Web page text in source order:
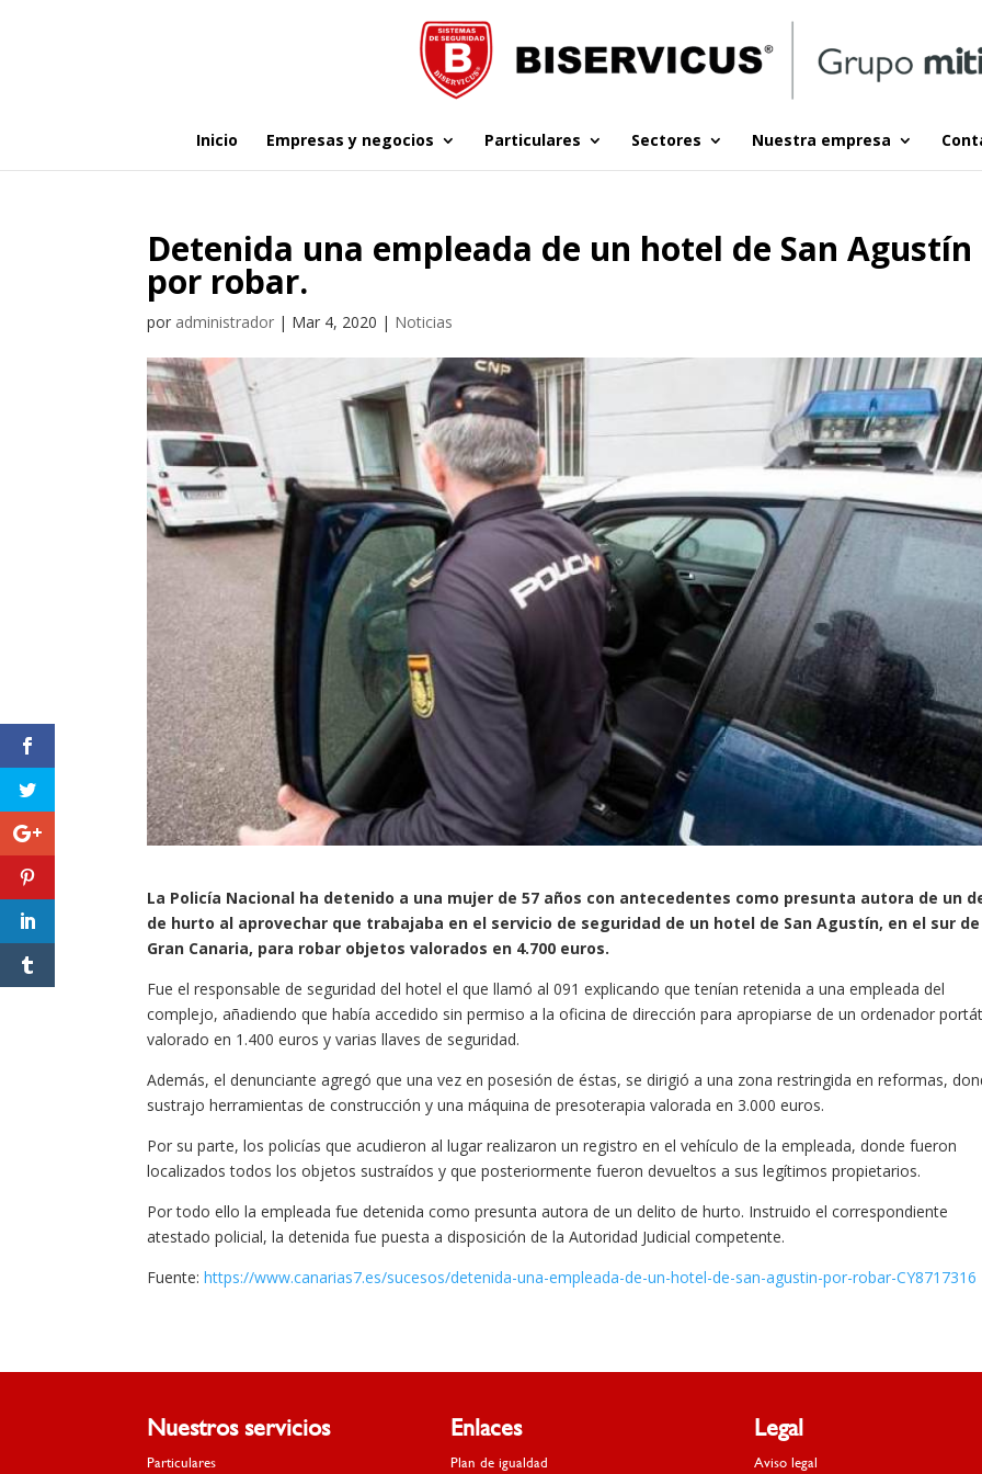
Inicio Empresas y negocios Particulares Sectores Nuestra empresa
Detenida una empleada de un hotel de San Agustín
por robar.
por administrador | Mar 4, 2020 | Noticias
La Policía Nacional ha detenido a una mujer de 57 años con antecedentes como presunta autora de un
de hurto al aprovechar que trabajaba en el servicio de seguridad de un hotel de San Agustín, en el sur de
Gran Canaria, para robar objetos valorados en 4.700 euros.
Fue el responsable de seguridad del hotel el que llamó al 091 explicando que tenían retenida a una empleada del
complejo, añadiendo que había accedido sin permiso a la oficina de dirección para apropiarse de un ordenador
valorado en 1.400 euros y varias llaves de seguridad.
Además, el denunciante agregó que una vez en posesión de éstas, se dirigió a una zona restringida en reformas,
sustrajo herramientas de construcción y una máquina de presoterapia valorada en 3.000 euros.
Por su parte, los policías que acudieron al lugar realizaron un registro en el vehículo de la empleada, donde fueron
localizados todos los objetos sustraídos y que posteriormente fueron devueltos a sus legítimos propietarios.
Por todo ello la empleada fue detenida como presunta autora de un delito de hurto. Instruido el correspondiente
atestado policial, la detenida fue puesta a disposición de la Autoridad Judicial competente.
Fuente:https://www.canarias7.es/sucesos/detenida-una-empleada-de-un-hotel-de-san-agustin-por-robar-CY8717316
Nuestros servicios
Particulares
Enlaces
Plan de igualdad
Legal
Aviso legal